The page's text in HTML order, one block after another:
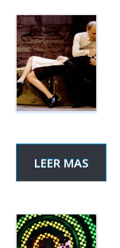
LEER MAS